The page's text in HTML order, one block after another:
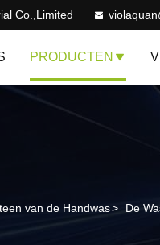
Co.,Limited
PRODUCTEN
van de Handwas> De